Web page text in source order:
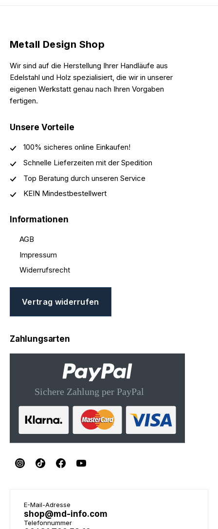
Metall Design Shop
Wir sind auf die Herstellung Ihrer Handläufe aus
Edelstahl und Holz spezialisiert, die wir in unserer
eigenen Werkstatt genau nach Ihren Vorgaben
fertigen.
Unsere Vorteile
100% sicheres online Einkaufen!
Schnelle Lieferzeiten mit der Spedition
Top Beratung durch unseren Service
KEIN Mindestbestellwert
Informationen
AGB
Impressum
Widerrufsrecht
Vertrag widerrufen
Zahlungsarten
E-Mail-Adresse
shop@md-info.com
Telefonnummer